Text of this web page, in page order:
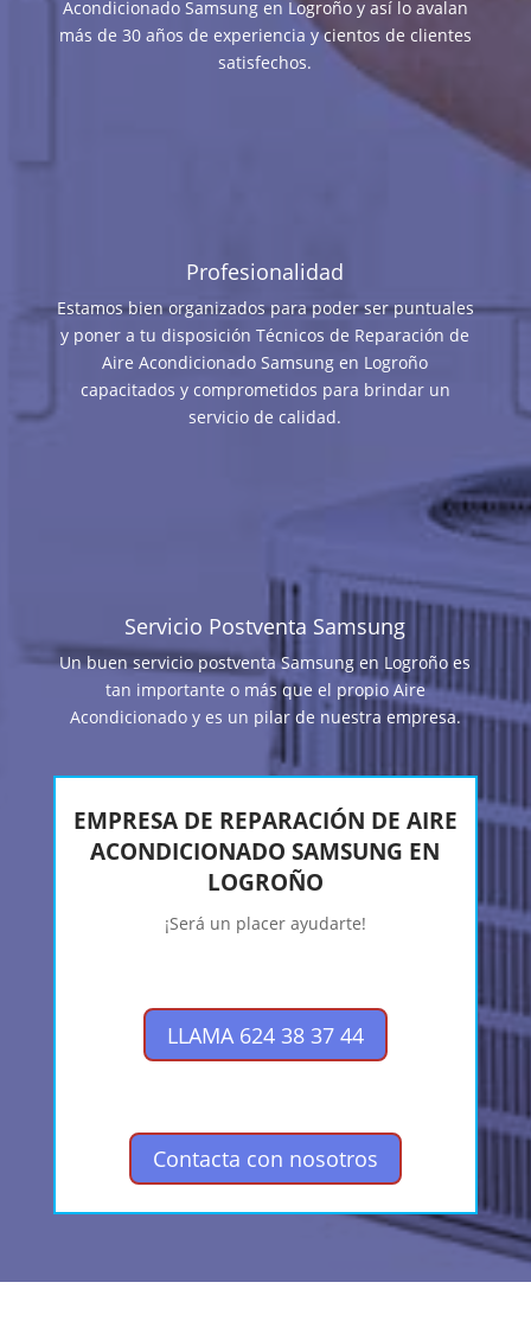
Acondicionado Samsung en Logroño y así lo avalan
más de 30 años de experiencia y cientos de clientes
satisfechos.
Profesionalidad
Estamos bien organizados para poder ser puntuales
y poner a tu disposición Técnicos de Reparación de
Aire Acondicionado Samsung en Logroño
capacitados y comprometidos para brindar un
servicio de calidad.
Servicio Postventa Samsung
Un buen servicio postventa Samsung en Logroño es
tan importante o más que el propio Aire
Acondicionado y es un pilar de nuestra empresa.
EMPRESA DE REPARACIÓN DE AIRE
ACONDICIONADO SAMSUNG EN
LOGROÑO
¡Será un placer ayudarte!
LLAMA 624 38 37 44
Contacta con nosotros